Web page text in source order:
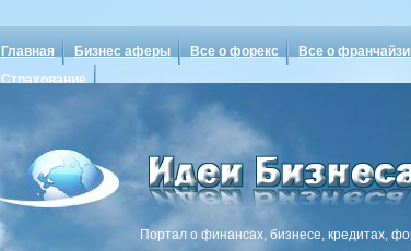
Главная Бизнес аферы Все о форекс Все о
Страхование
Портал о финансах, бизнесе, кредитах,